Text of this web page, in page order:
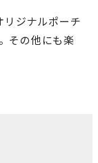
ジナルポーチ
その他にも楽